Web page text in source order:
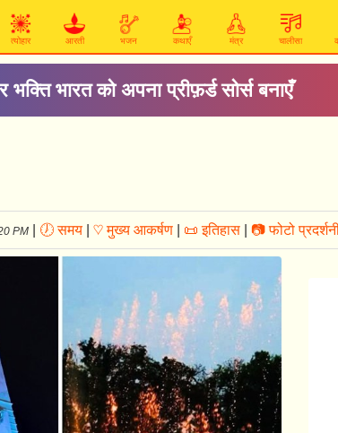
त्योहार आरती भजन कथाएँ मंत्र चालीसा
भक्ति भारत को अपना प्रीफ़र्ड सोर्स बनाएँ
PM 🕖 समय ♡ मुख्य आकर्षण 📜 इतिहास 📷 फोटो